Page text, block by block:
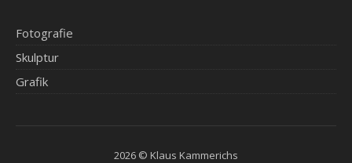
Fotografie
Skulptur
Grafik
2026 © Klaus Kammerichs